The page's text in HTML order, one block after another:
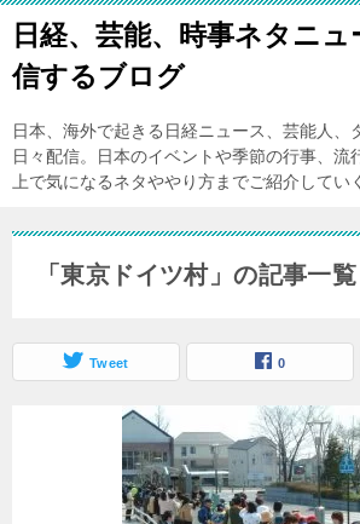
日経、芸能、時事ネタニ
信するブログ
日本、海外で起きる日経ニュース、芸能人、
日々配信。日本のイベントや季節の行事、流
上で気になるネタややり方までご紹介してい
「東京ドイツ村」の記事一覧
Tweet 0